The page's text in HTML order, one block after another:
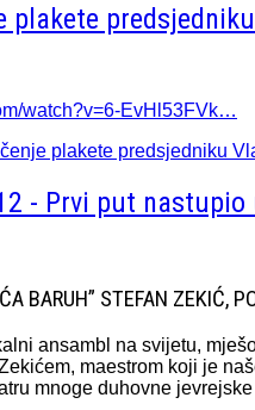
plakete
watch?v=6-EvHl53FVk…
plakete predsjedniku
- Prvi put nastupio
BARUH” STEFAN ZEKIĆ,
ansambl na svijetu,
maestrom koji je
mnoge duhovne